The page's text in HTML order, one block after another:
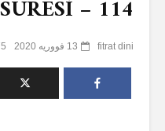
– 114
fitrat dini 13 فووریه 2020 175